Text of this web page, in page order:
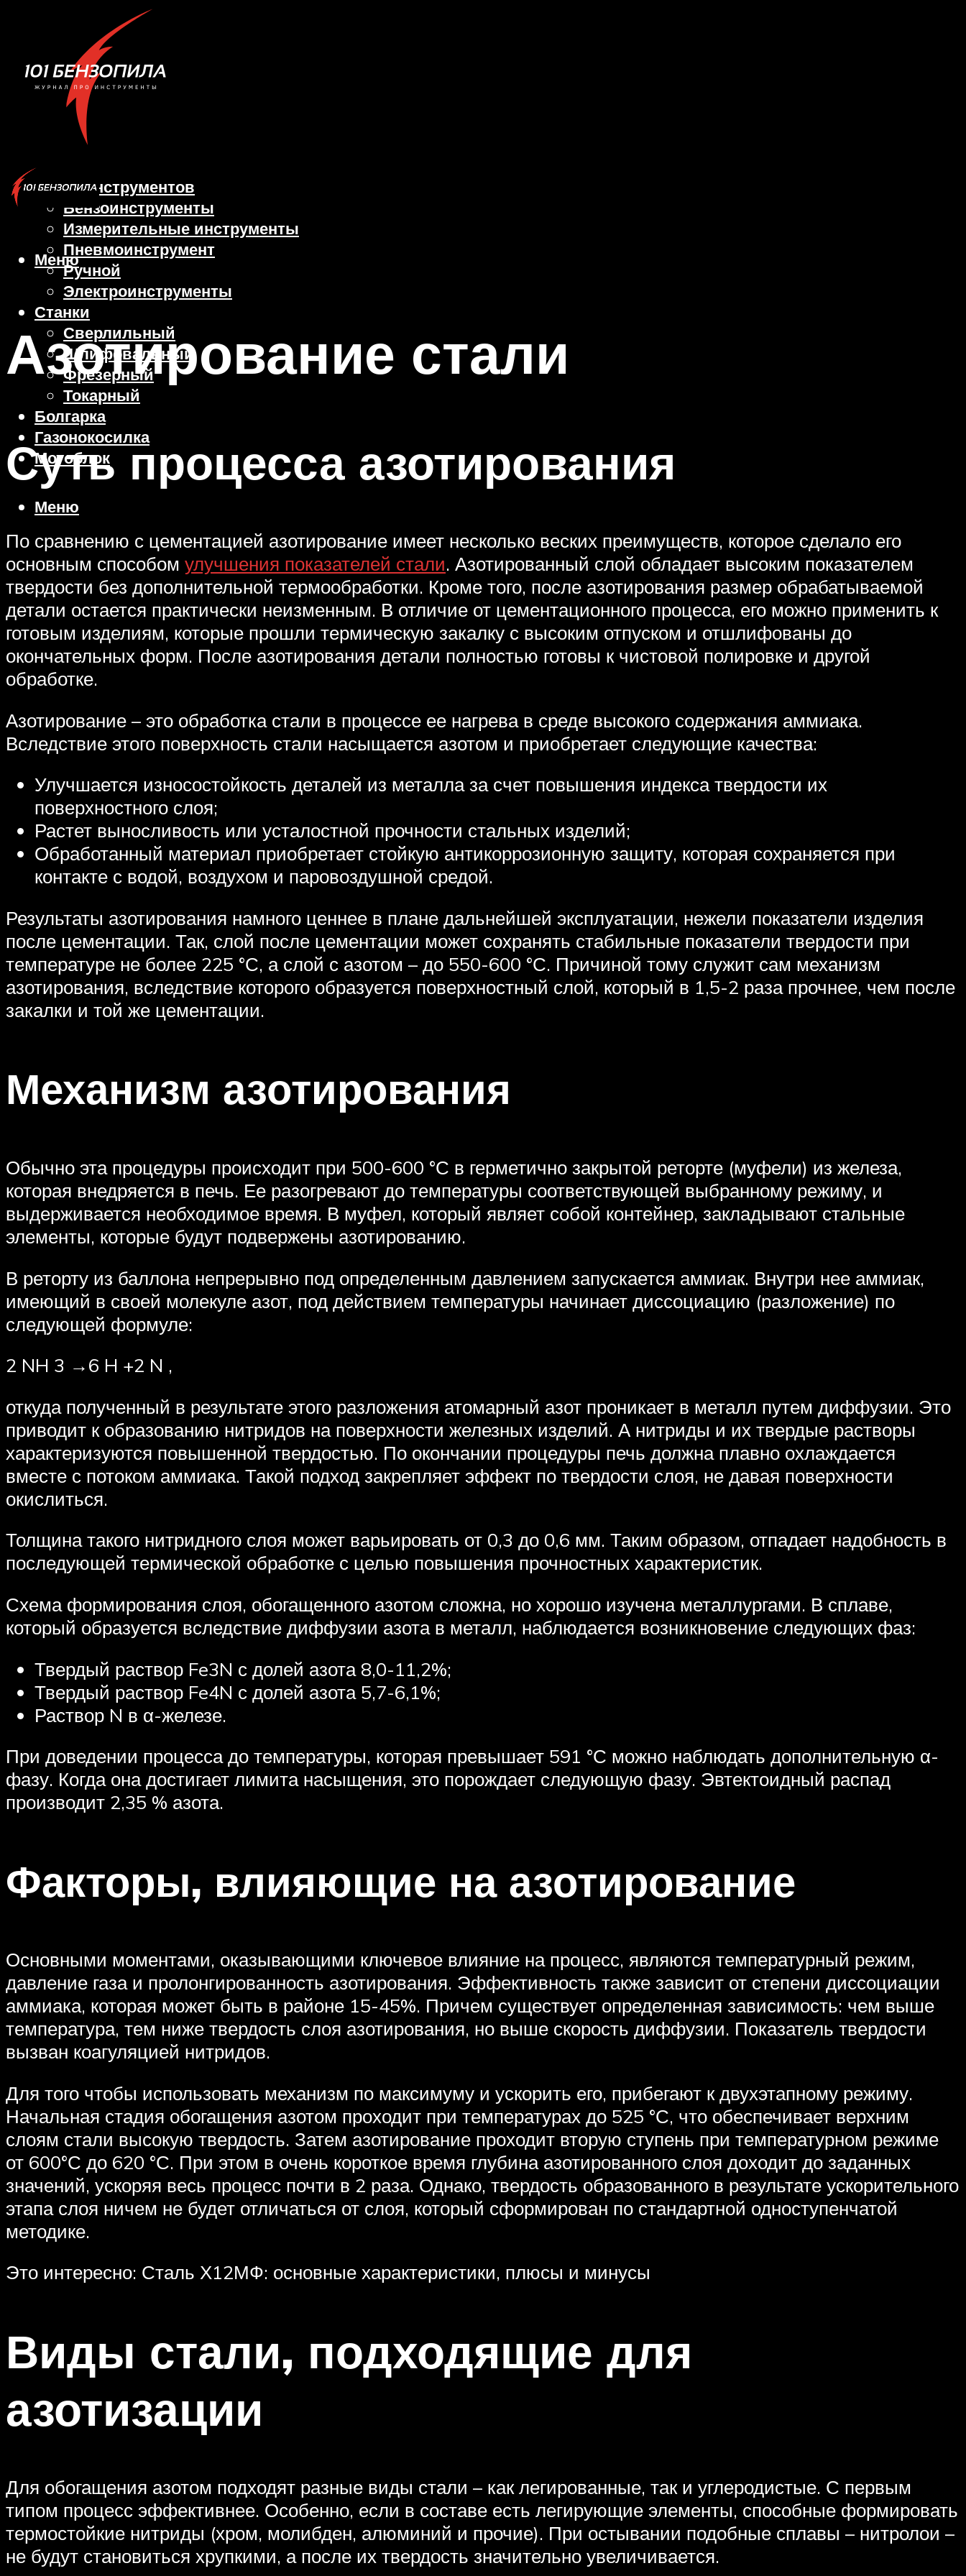
Виды инструментов
Бензоинструменты
Измерительные инструменты
Пневмоинструмент
Ручной
Электроинструменты
Станки
Сверлильный
Шлифовальный
Фрезерный
Токарный
Болгарка
Газонокосилка
Мотоблок
Меню
Меню
Азотирование стали
Суть процесса азотирования
По сравнению с цементацией азотирование имеет несколько веских преимуществ, которое сделало его
основным способом улучшения показателей стали. Азотированный слой обладает высоким показателем
твердости без дополнительной термообработки. Кроме того, после азотирования размер обрабатываемой
детали остается практически неизменным. В отличие от цементационного процесса, его можно применить к
готовым изделиям, которые прошли термическую закалку с высоким отпуском и отшлифованы до
окончательных форм. После азотирования детали полностью готовы к чистовой полировке и другой
обработке.
Азотирование – это обработка стали в процессе ее нагрева в среде высокого содержания аммиака.
Вследствие этого поверхность стали насыщается азотом и приобретает следующие качества:
Улучшается износостойкость деталей из металла за счет повышения индекса твердости их
поверхностного слоя;
Растет выносливость или усталостной прочности стальных изделий;
Обработанный материал приобретает стойкую антикоррозионную защиту, которая сохраняется при
контакте с водой, воздухом и паровоздушной средой.
Результаты азотирования намного ценнее в плане дальнейшей эксплуатации, нежели показатели изделия
после цементации. Так, слой после цементации может сохранять стабильные показатели твердости при
температуре не более 225 °С, а слой с азотом – до 550-600 °С. Причиной тому служит сам механизм
азотирования, вследствие которого образуется поверхностный слой, который в 1,5-2 раза прочнее, чем после
закалки и той же цементации.
Механизм азотирования
Обычно эта процедуры происходит при 500-600 °С в герметично закрытой реторте (муфели) из железа,
которая внедряется в печь. Ее разогревают до температуры соответствующей выбранному режиму, и
выдерживается необходимое время. В муфел, который являет собой контейнер, закладывают стальные
элементы, которые будут подвержены азотированию.
В реторту из баллона непрерывно под определенным давлением запускается аммиак. Внутри нее аммиак,
имеющий в своей молекуле азот, под действием температуры начинает диссоциацию (разложение) по
следующей формуле:
2 NH 3 →6 H +2 N ,
откуда полученный в результате этого разложения атомарный азот проникает в металл путем диффузии. Это
приводит к образованию нитридов на поверхности железных изделий. А нитриды и их твердые растворы
характеризуются повышенной твердостью. По окончании процедуры печь должна плавно охлаждается
вместе с потоком аммиака. Такой подход закрепляет эффект по твердости слоя, не давая поверхности
окислиться.
Толщина такого нитридного слоя может варьировать от 0,3 до 0,6 мм. Таким образом, отпадает надобность в
последующей термической обработке с целью повышения прочностных характеристик.
Схема формирования слоя, обогащенного азотом сложна, но хорошо изучена металлургами. В сплаве,
который образуется вследствие диффузии азота в металл, наблюдается возникновение следующих фаз:
Твердый раствор Fe3N с долей азота 8,0-11,2%;
Твердый раствор Fe4N с долей азота 5,7-6,1%;
Раствор N в α-железе.
При доведении процесса до температуры, которая превышает 591 °С можно наблюдать дополнительную α-
фазу. Когда она достигает лимита насыщения, это порождает следующую фазу. Эвтектоидный распад
производит 2,35 % азота.
Факторы, влияющие на азотирование
Основными моментами, оказывающими ключевое влияние на процесс, являются температурный режим,
давление газа и пролонгированность азотирования. Эффективность также зависит от степени диссоциации
аммиака, которая может быть в районе 15-45%. Причем существует определенная зависимость: чем выше
температура, тем ниже твердость слоя азотирования, но выше скорость диффузии. Показатель твердости
вызван коагуляцией нитридов.
Для того чтобы использовать механизм по максимуму и ускорить его, прибегают к двухэтапному режиму.
Начальная стадия обогащения азотом проходит при температурах до 525 °С, что обеспечивает верхним
слоям стали высокую твердость. Затем азотирование проходит вторую ступень при температурном режиме
от 600°С до 620 °С. При этом в очень короткое время глубина азотированного слоя доходит до заданных
значений, ускоряя весь процесс почти в 2 раза. Однако, твердость образованного в результате ускорительного
этапа слоя ничем не будет отличаться от слоя, который сформирован по стандартной одноступенчатой
методике.
Это интересно: Сталь Х12МФ: основные характеристики, плюсы и минусы
Виды стали, подходящие для
азотизации
Для обогащения азотом подходят разные виды стали – как легированные, так и углеродистые. С первым
типом процесс эффективнее. Особенно, если в составе есть легирующие элементы, способные формировать
термостойкие нитриды (хром, молибден, алюминий и прочие). При остывании подобные сплавы – нитролои –
не будут становиться хрупкими, а после их твердость значительно увеличивается.